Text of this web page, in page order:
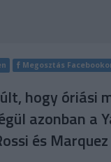
Megosztás
hogy óriási
azonban a
és